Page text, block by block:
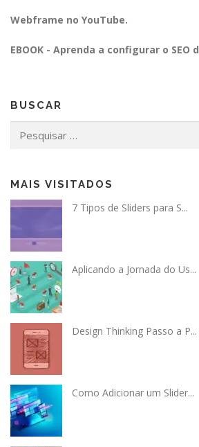
Webframe no YouTube.
EBOOK - Aprenda a configurar o SEO
BUSCAR
por:
MAIS VISITADOS
7 Tipos de Sliders para S...
Aplicando a Jornada do Us...
Design Thinking Passo a P...
Como Adicionar um Slider...